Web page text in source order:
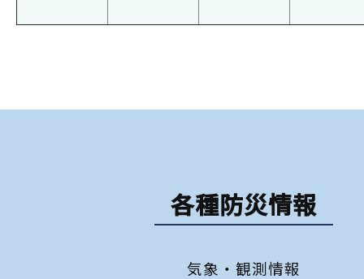
各種防災情報
気象・観測情報